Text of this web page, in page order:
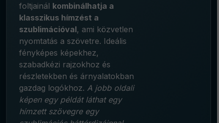
foltjainál kombinálhatja a
klasszikus hímzést a
szublimációval, ami közvetlen
nyomtatás a szövetre. Ideális
fényképes képekhez,
szabadkézi rajzokhoz és
részletekben és árnyalatokban
gazdag logókhoz. A jobb oldali
képen egy példát láthat egy
hímzett szövegre egy